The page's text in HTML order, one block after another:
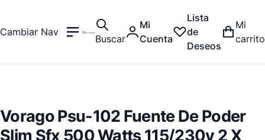
Cambiar Nav
Buscar
Mi
Cuenta
Lista
de
Deseos
Mi
carrito
Vorago Psu-102 Fuente De Poder
Slim Sfx 500 Watts 115/230v 2 X